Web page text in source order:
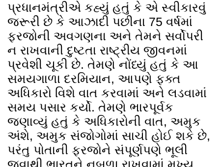
પ્રધાનમંત્રીએ કહ્યું હતું કે એ સ્વીકારવું
જરૂરી છે કે આઝાદી પછીના 75 વર્ષમાં
ફરજોની અવગણના અને તેમને સર્વોપરી
ન રાખવાની દુષ્ટતા રાષ્ટ્રીય જીવનમાં
પ્રવેશી ચૂકી છે. તેમણે નોંધ્યું હતું કે આ
સમયગાળા દરમિયાન, આપણે ફક્ત
અધિકારો વિશે વાત કરવામાં અને લડવામાં
સમય પસાર કર્યો. તેમણે ભારપૂર્વક
જણાવ્યું હતું કે અધિકારોની વાત, અમુક
અંશે, અમુક સંજોગોમાં સાચી હોઈ શકે છે,
પરંતુ પોતાની ફરજોને સંપૂર્ણપણે ભૂલી
જવાથી ભારતને નબળા રાખવામાં મુખ્ય